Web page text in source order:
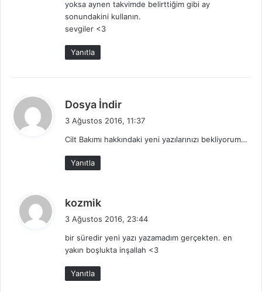
yoksa aynen takvimde belirttiğim gibi ay
sonundakini kullanın.
sevgiler <3
Yanıtla
Dosya İndir
i
3 Ağustos 2016, 11:37
Cilt Bakımı hakkındaki yeni yazılarınızı bekliyorum…
Yanıtla
kozmik
k
3 Ağustos 2016, 23:44
bir süredir yeni yazı yazamadım gerçekten. en
yakın boşlukta inşallah <3
Yanıtla